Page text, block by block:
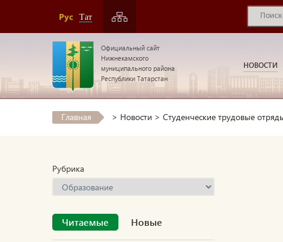
Рус Тат
Официальный сайт
Нижнекамского
муниципального района
Республики Татарстан
НОВОСТИ
Главная > Новости > Студенческие трудовые
Рубрика
Читаемые Новые